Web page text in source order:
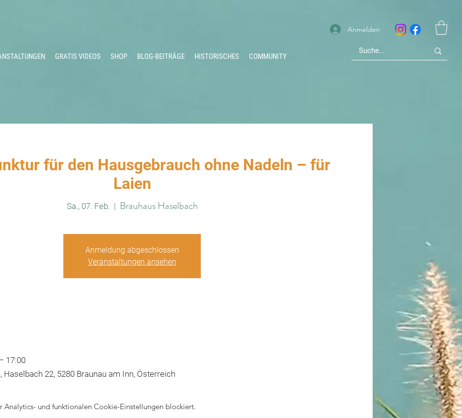
GRATIS VIDEOS SHOP BLOG-BEITRÄGE HISTORISCHES COMMUNITY
Anmelden
für den Hausgebrauch ohne Nadeln – für
Laien
Sa., 07. Feb.
  |
Brauhaus Haselbach
Anmeldung abgeschlossen
Veranstaltungen ansehen
17:00
Haselbach 22, 5280 Braunau am Inn, Österreich
und funktionalen Cookie-Einstellungen blockiert.